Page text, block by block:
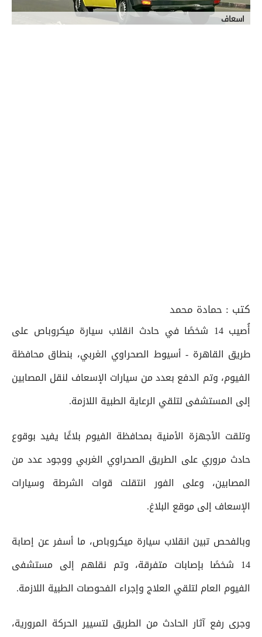
اسعاف
كتب : حمادة محمد
أُصيب 14 شخصًا في حادث انقلاب سيارة ميكروباص على
طريق القاهرة - أسيوط الصحراوي الغربي، بنطاق محافظة
الفيوم، وتم الدفع بعدد من سيارات الإسعاف لنقل المصابين
إلى المستشفى لتلقي الرعاية الطبية اللازمة.
وتلقت الأجهزة الأمنية بمحافظة الفيوم بلاغًا يفيد بوقوع
حادث مروري على الطريق الصحراوي الغربي ووجود عدد من
المصابين، وعلى الفور انتقلت قوات الشرطة وسيارات
الإسعاف إلى موقع البلاغ.
وبالفحص تبين انقلاب سيارة ميكروباص، ما أسفر عن إصابة
14 شخصًا بإصابات متفرقة، وتم نقلهم إلى مستشفى
الفيوم العام لتلقي العلاج وإجراء الفحوصات الطبية اللازمة.
وجرى رفع آثار الحادث من الطريق لتسيير الحركة المرورية،